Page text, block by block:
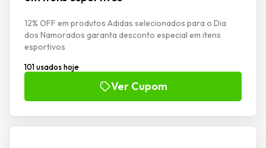
12% OFF em produtos Adidas selecionados para o Dia
dos Namorados garanta desconto especial em itens
esportivos
101 usados hoje
Ver Cupom